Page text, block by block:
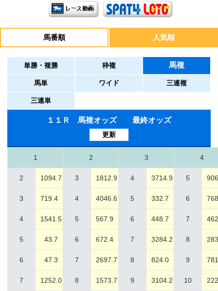
馬番順 人気順
単勝・複勝 枠複 馬複
馬単 ワイド 三連複
三連単
１１Ｒ 馬複オッズ 最終オッズ
更新
1 2 3 4
2 1094.7 3 1812.9 4 3714.9 5
3 719.4 4 4046.6 5 332.7 6
4 1541.5 5 567.9 6 448.7 7
5 43.7 6 672.4 7 3284.2 8
6 47.3 7 2697.7 8 824.0 9
7 1252.0 8 1573.7 9 3104.2 10